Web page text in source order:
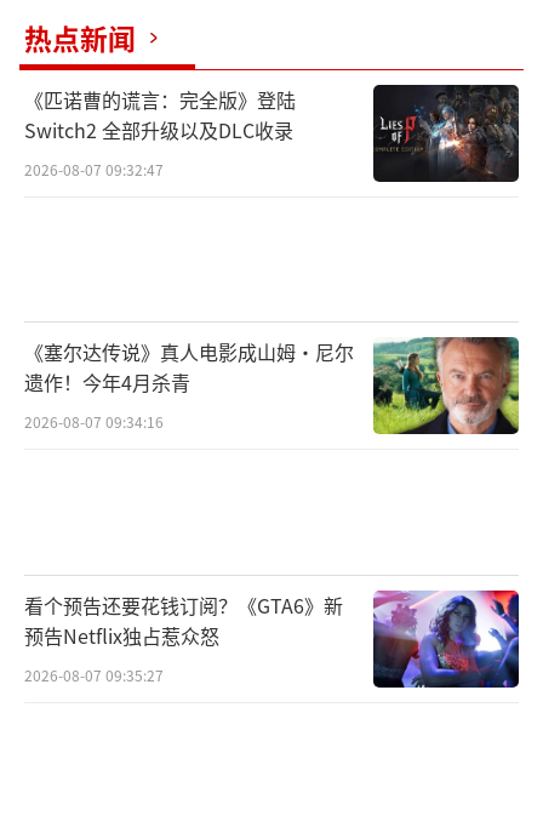
热点新闻
《匹诺曹的谎言：完全版》登陆
Switch2 全部升级以及DLC收录
2026-08-07 09:32:47
《塞尔达传说》真人电影成山姆·尼尔
遗作！今年4月杀青
2026-08-07 09:34:16
看个预告还要花钱订阅？《GTA6》新
预告Netflix独占惹众怒
2026-08-07 09:35:27